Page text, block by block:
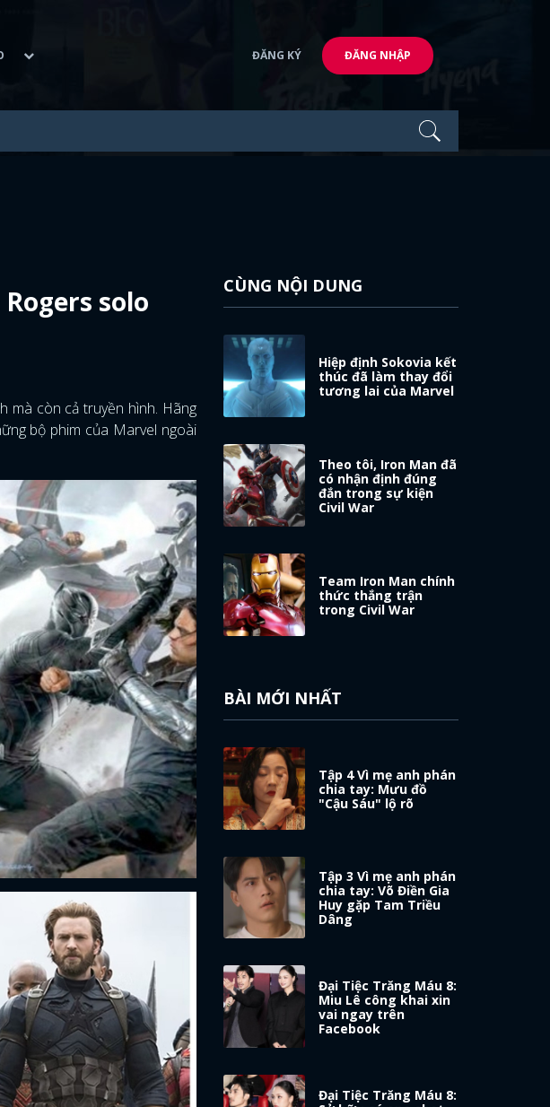
ĐĂNG KÝ ĐĂNG NHẬP
solo
mà còn cả truyền hình. Hãng
bộ phim của Marvel ngoài
CÙNG NỘI DUNG
Hiệp định Sokovia kết
thúc đã làm thay đổi
tương lai của Marvel
Theo tôi, Iron Man đã
có nhận định đúng
đắn trong sự kiện
Civil War
Team Iron Man chính
thức thắng trận
trong Civil War
BÀI MỚI NHẤT
Tập 4 Vì mẹ anh phán
chia tay: Mưu đồ
"Cậu Sáu" lộ rõ
Tập 3 Vì mẹ anh phán
chia tay: Võ Điền Gia
Huy gặp Tam Triều
Dâng
Đại Tiệc Trăng Máu 8:
Miu Lê công khai xin
vai ngay trên
Facebook
Đại Tiệc Trăng Máu 8: